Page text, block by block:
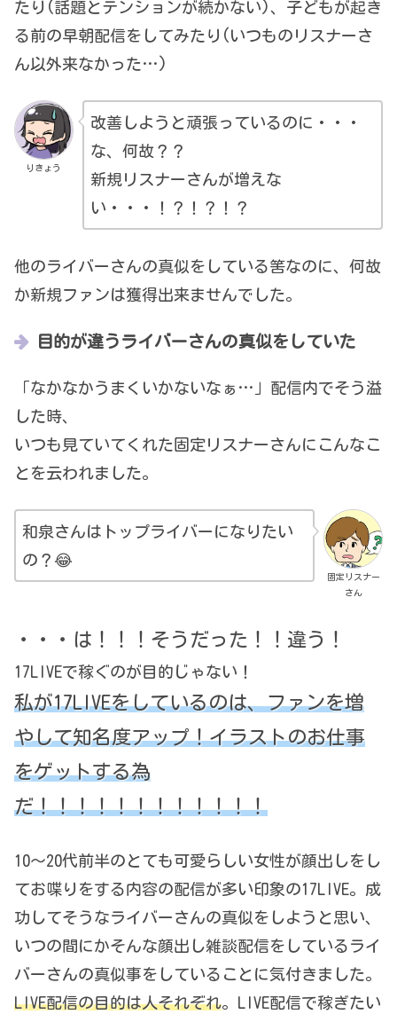
たり(話題とテンションが続かない)、子どもが起き
る前の早朝配信をしてみたり(いつものリスナーさ
ん以外来なかった…)
りきょう
改善しようと頑張っているのに・・・
な、何故？？
新規リスナーさんが増えな
い・・・！？！？！？
他のライバーさんの真似をしている筈なのに、何故
か新規ファンは獲得出来ませんでした。
目的が違うライバーさんの真似をしていた
「なかなかうまくいかないなぁ…」配信内でそう溢
した時、
いつも見ていてくれた固定リスナーさんにこんなこ
とを云われました。
固定リスナー
さん
和泉さんはトップライバーになりたい
の？😂
・・・は！！！そうだった！！違う！
17LIVEで稼ぐのが目的じゃない！
私が17LIVEをしているのは、ファンを増
やして知名度アップ！イラストのお仕事
をゲットする為
だ！！！！！！！！！！！！
10～20代前半のとても可愛らしい女性が顔出しをし
てお喋りをする内容の配信が多い印象の17LIVE。成
功してそうなライバーさんの真似をしようと思い、
いつの間にかそんな顔出し雑談配信をしているライ
バーさんの真似事をしていることに気付きました。
LIVE配信の目的は人それぞれ。LIVE配信で稼ぎたい